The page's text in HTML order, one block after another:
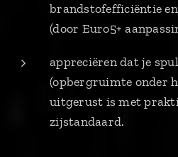
brandstofefficiëntie
(door Euro5+
appreciëren dat je
(opbergruimte onder
uitgerust is met
zijstandaard.